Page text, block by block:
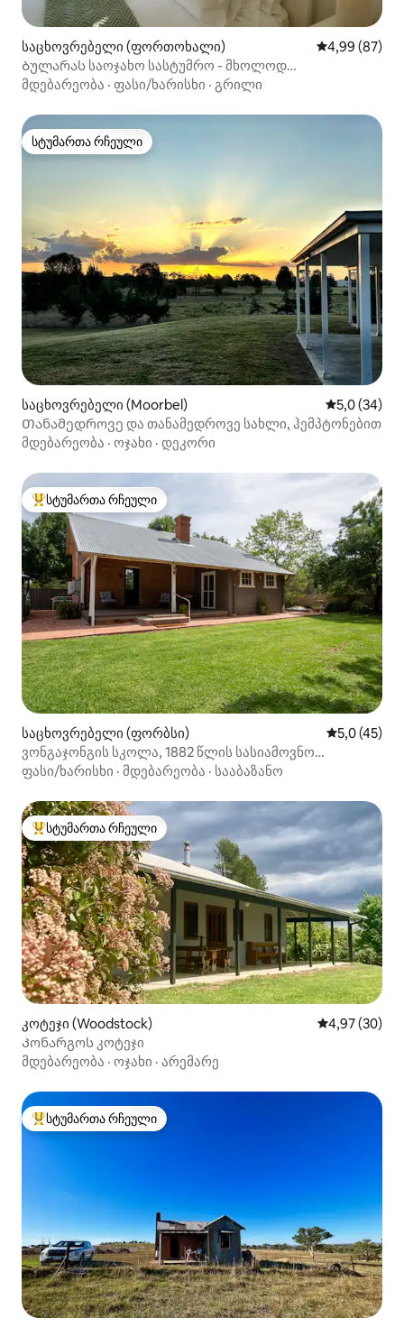
საცხოვრებელი (ფორთოხალი) საშუალო
4,99 (87)
Ბულარას საოჯახო სასტუმრო - მხოლოდ
ზრდასრულები
მდებარეობა · ფასი/ხარისხი · გრილი
სტუმართა რჩეული
სტუმართა რჩეული
საცხოვრებელი (Moorbel) საშუალო
5,0 (34)
Თანამედროვე და თანამედროვე სახლი, ჰემპტონებით
მდებარეობა · ოჯახი · დეკორი
სტუმართა რჩეული მოწინავე ვარიანტი
სტუმართა რჩეული
საცხოვრებელი (ფორბსი) საშუალო
5,0 (45)
ვონგაჯონგის სკოლა, 1882 წლის სასიამოვნო
საცხოვრებელი
ფასი/ხარისხი · მდებარეობა · სააბაზანო
სტუმართა რჩეული მოწინავე ვარიანტი
სტუმართა რჩეული
კოტეჯი (Woodstock) საშუალო
4,97 (30)
Კონარგოს კოტეჯი
მდებარეობა · ოჯახი · არემარე
სტუმართა რჩეული მოწინავე ვარიანტი
სტუმართა რჩეული